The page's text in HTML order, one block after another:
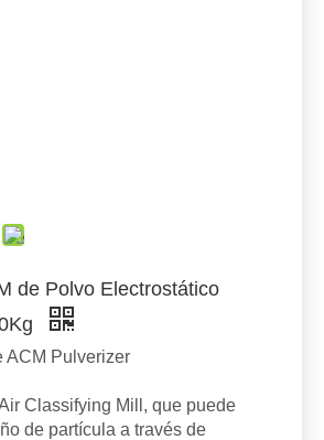
de Polvo Electrostático
ACM Pulverizer
Classifying Mill, que puede
de partícula a través de